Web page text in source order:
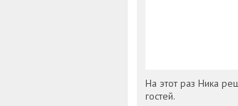
На этот раз Ника
гостей.